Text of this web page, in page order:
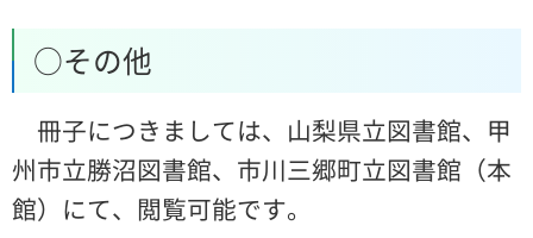
○その他
冊子につきましては、山梨県立図書館、甲
州市立勝沼図書館、市川三郷町立図書館（本
館）にて、閲覧可能です。